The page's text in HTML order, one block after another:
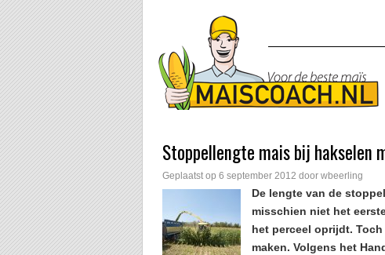
Stoppellengte mais bij hakselen
Geplaatst op 6 september 2012 door wbeerling
De lengte van de
misschien niet het
het perceel oprijdt.
maken. Volgens het